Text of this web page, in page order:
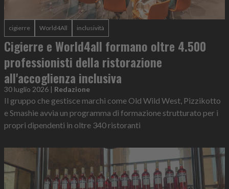
cigierre World4All inclusività
Cigierre e World4all formano oltre 4.500
professionisti della ristorazione
all'accoglienza inclusiva
30 luglio 2026 | Redazione
Il gruppo che gestisce marchi come Old Wild West, Pizzikotto
e Smashie avvia un programma di formazione strutturato per i
propri dipendenti in oltre 340 ristoranti